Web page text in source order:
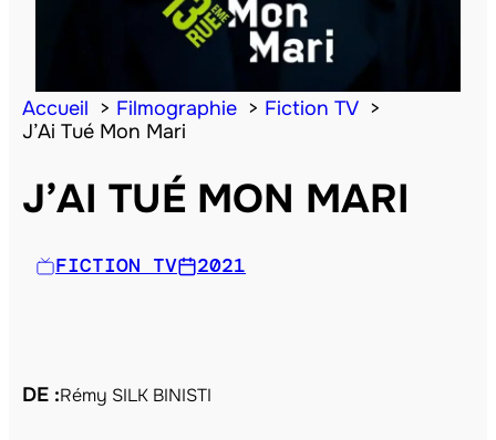
Accueil Filmographie
Fiction TV
J’Ai Tué Mon Mari
J’AI TUÉ MON MARI
FICTION TV 2021
DE :Rémy SILK BINISTI